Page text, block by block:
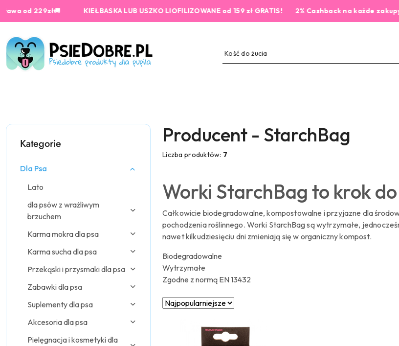
Przejdź do treści głównej
Przejdź do wyszukiwarki
Przejdź do moje konto
Przejdź do menu głównego
Przejdź do stopki
229zł🚚KIEŁBASKA LUB USZKO LIOFILIZOWANE od 159 zł GRATIS! 2% Cashback na każde zakupy💰
Kategorie
Dla Psa
Lato
dla psów z wrażliwym
brzuchem
Karma mokra dla psa
Karma sucha dla psa
Przekąski i przysmaki dla psa
Zabawki dla psa
Suplementy dla psa
Akcesoria dla psa
Pielęgnacja i kosmetyki dla
Producent - StarchBag
Liczba produktów: 7
Worki StarchBag to krok
Całkowicie biodegradowalne, kompostowalne i przyjazne dla
pochodzenia roślinnego. Worki StarchBag są wytrzymałe,
nawet kilkudziesięciu dni zmieniają się w organiczny kompost.
Biodegradowalne
Wytrzymałe
Zgodne z normą EN 13432
Zastosowano
Najpopularniejsze.
Sortuj